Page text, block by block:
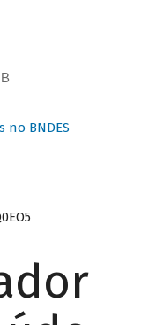
no BNDES